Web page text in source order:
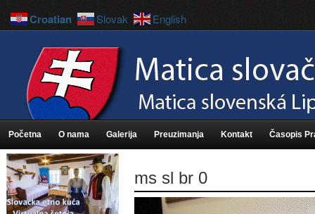
Početna O nama Galerija Preuzimanja Kontakt Časopis
ms sl br 0
Croatian Slovak English